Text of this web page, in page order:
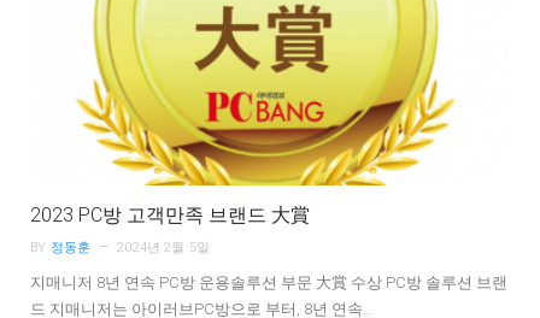
2023 PC방 고객만족 브랜드 大賞
BY 정동훈 2024년 2월 5일
지매니저 8년 연속 PC방 운용솔루션 부문 大賞 수상 PC방 솔루션 브랜
드 지매니저는 아이러브PC방으로 부터, 8년 연속…